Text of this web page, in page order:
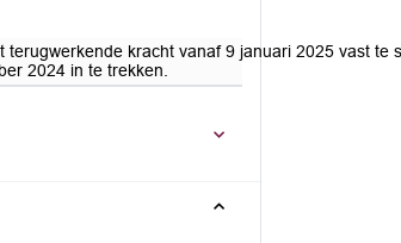
terugwerkende kracht vanaf 9 januari 2025 vast te
2024 in te trekken.